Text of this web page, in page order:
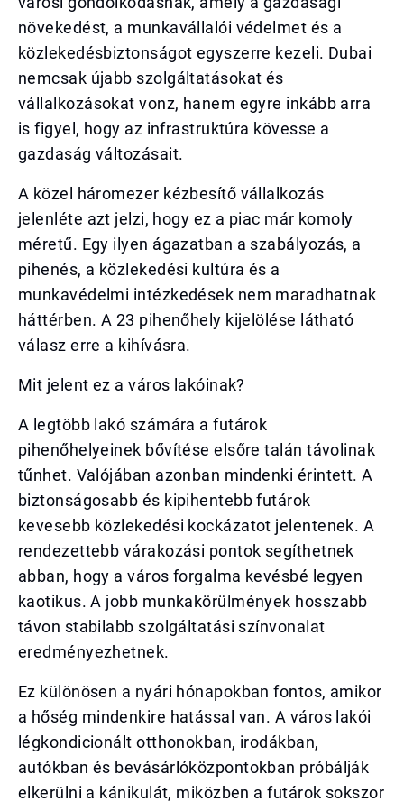
növekedést, a munkavállalói védelmet és a
közlekedésbiztonságot egyszerre kezeli. Dubai
nemcsak újabb szolgáltatásokat és
vállalkozásokat vonz, hanem egyre inkább arra
is figyel, hogy az infrastruktúra kövesse a
gazdaság változásait.
A közel háromezer kézbesítő vállalkozás
jelenléte azt jelzi, hogy ez a piac már komoly
méretű. Egy ilyen ágazatban a szabályozás, a
pihenés, a közlekedési kultúra és a
munkavédelmi intézkedések nem maradhatnak
háttérben. A 23 pihenőhely kijelölése látható
válasz erre a kihívásra.
Mit jelent ez a város lakóinak?
A legtöbb lakó számára a futárok
pihenőhelyeinek bővítése elsőre talán távolinak
tűnhet. Valójában azonban mindenki érintett. A
biztonságosabb és kipihentebb futárok
kevesebb közlekedési kockázatot jelentenek. A
rendezettebb várakozási pontok segíthetnek
abban, hogy a város forgalma kevésbé legyen
kaotikus. A jobb munkakörülmények hosszabb
távon stabilabb szolgáltatási színvonalat
eredményezhetnek.
Ez különösen a nyári hónapokban fontos, amikor
a hőség mindenkire hatással van. A város lakói
légkondicionált otthonokban, irodákban,
autókban és bevásárlóközpontokban próbálják
elkerülni a kánikulát, miközben a futárok sokszor